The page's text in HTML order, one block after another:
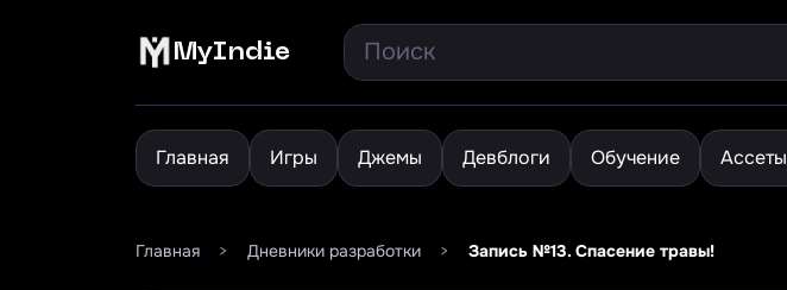
MyIndie
Главная Игры Джемы Девблоги Обучение Ассеты
Главная > Дневники разработки > Запись №13. Спасение травы!